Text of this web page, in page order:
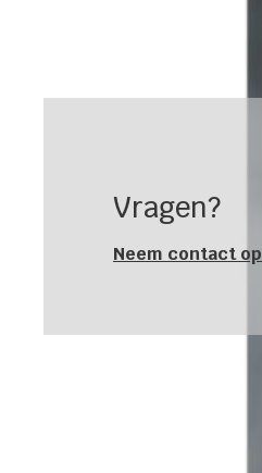
Vragen?
Neem contact op